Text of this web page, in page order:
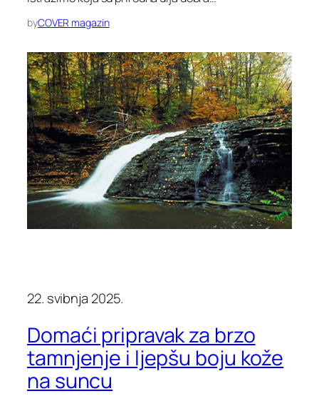
byCOVER magazin
22. svibnja 2025.
Domaći pripravak za brzo
tamnjenje i ljepšu boju kože
na suncu